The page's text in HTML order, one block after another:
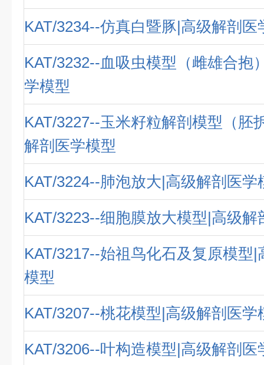
KAT/3234--仿真白暨豚|高级解剖医
KAT/3232--血吸虫模型（雌雄合抱
学模型
KAT/3227--玉米籽粒解剖模型（胚
解剖医学模型
KAT/3224--肺泡放大|高级解剖医学
KAT/3223--细胞膜放大模型|高级解
KAT/3217--始祖鸟化石及复原模型|
模型
KAT/3207--桃花模型|高级解剖医学
KAT/3206--叶构造模型|高级解剖医